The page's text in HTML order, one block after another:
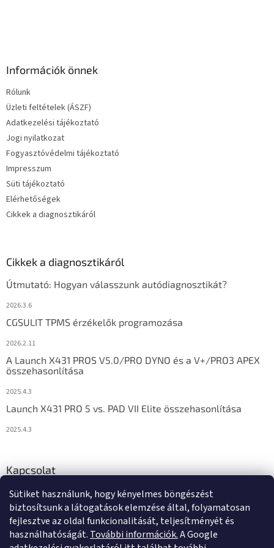
Sütiket használunk, hogy kényelmes böngészést
biztosítsunk a látogatások elemzése által, folyamatosan
fejlesztve az oldal funkcionalitását, teljesítményét és
használhatóságát. További információk.A Google
Információk önnek
Rólunk
Üzleti feltételek (ÁSZF)
Adatkezelési tájékoztató
Jogi nyilatkozat
Fogyasztóvédelmi tájékoztató
Impresszum
Süti tájékoztató
Elérhetőségek
Cikkek a diagnosztikáról
Cikkek a diagnosztikáról
Útmutató: Hogyan válasszunk autódiagnosztikát?
2026.3.6
CGSULIT TPMS érzékelők programozása
2026.2.11
A Launch X431 PROS V5.0/PRO DYNO és a V+/PRO3 APEX
összehasonlítása
2025.4.3
Launch X431 PRO 5 vs. PAD VII Elite összehasonlítása
2025.4.3
Kapcsolat
info@diagstore.hu